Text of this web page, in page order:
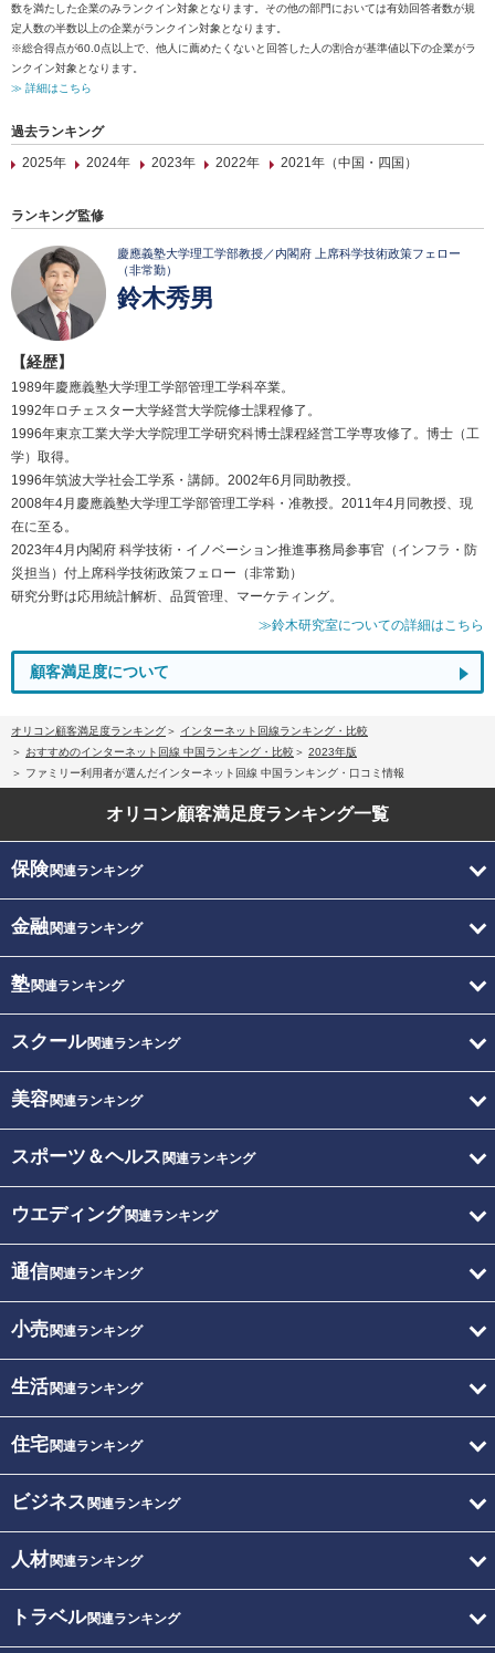
数を満たした企業のみランクイン対象となります。その他の部門においては有効回答者数が規
定人数の半数以上の企業がランクイン対象となります。
※総合得点が60.0点以上で、他人に薦めたくないと回答した人の割合が基準値以下の企業がラ
ンクイン対象となります。
≫ 詳細はこちら
過去ランキング
2025年
2024年 2023年 2022年 2021年（中国・四国）
ランキング監修
慶應義塾大学理工学部教授／内閣府 上席科学技術政策フェロー
（非常勤）
鈴木秀男
【経歴】
1989年慶應義塾大学理工学部管理工学科卒業。
1992年ロチェスター大学経営大学院修士課程修了。
1996年東京工業大学大学院理工学研究科博士課程経営工学専攻修了。博士（工
学）取得。
1996年筑波大学社会工学系・講師。2002年6月同助教授。
2008年4月慶應義塾大学理工学部管理工学科・准教授。2011年4月同教授、現
在に至る。
2023年4月内閣府 科学技術・イノベーション推進事務局参事官（インフラ・防
災担当）付上席科学技術政策フェロー（非常勤）
研究分野は応用統計解析、品質管理、マーケティング。
≫鈴木研究室についての詳細はこちら
顧客満足度について
オリコン顧客満足度ランキング
インターネット回線ランキング・比較
おすすめのインターネット回線 中国ランキング・比較
2023年版
ファミリー利用者が選んだインターネット回線 中国ランキング・口コミ情報
オリコン顧客満足度ランキング一覧
保険関連ランキング
金融関連ランキング
塾関連ランキング
スクール関連ランキング
美容関連ランキング
スポーツ＆ヘルス 関連ランキング
ウエディング関連ランキング
通信関連ランキング
小売関連ランキング
生活関連ランキング
住宅関連ランキング
ビジネス 関連ランキング
人材関連ランキング
トラベル関連ランキング